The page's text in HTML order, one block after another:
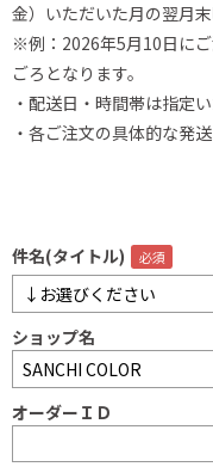
金）いただいた月の翌月末
※例：2026年5月10日に
ごろとなります。
・配送日・時間帯は指定
・各ご注文の具体的な発
件名(タイトル)
ショップ名
オーダーＩＤ